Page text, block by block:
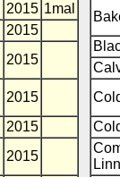
2015 1mal
2015
2015
2015
2015
2015